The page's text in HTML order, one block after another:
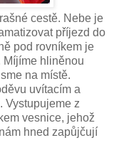
cestě. Nebe je
příjezd do
pod rovníkem je
Míjíme hliněnou
na místě.
uvítacím a
Vystupujeme z
vesnice, jehož
hned zapůjčují